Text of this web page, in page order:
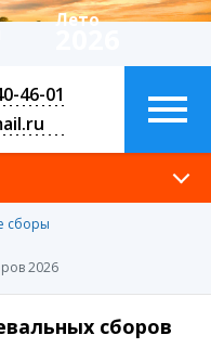
Лето
46-01
сборы
2026
сборов